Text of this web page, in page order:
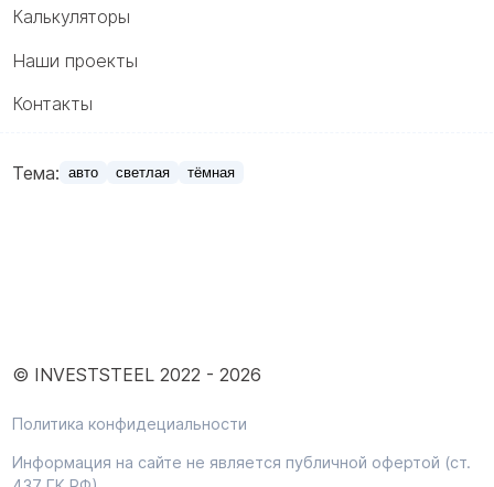
Калькуляторы
Наши проекты
Контакты
Тема: авто светлая тёмная
© INVESTSTEEL 2022 - 2026
Политика конфидециальности
Информация на сайте не является публичной офертой (ст.